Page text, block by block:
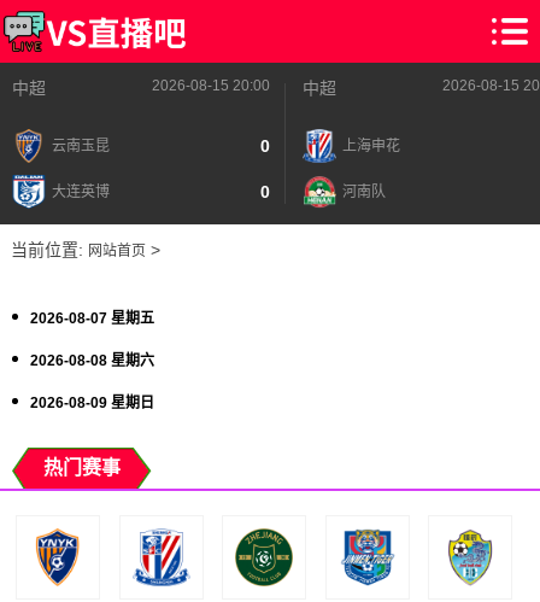
中超 2026-08-15 20:00
云南玉昆 0
大连英博 0
中超 2026-08-15
上海申花
河南队
当前位置: 网站首页>
2026-08-07 星期五
2026-08-08 星期六
2026-08-09 星期日
热门赛事